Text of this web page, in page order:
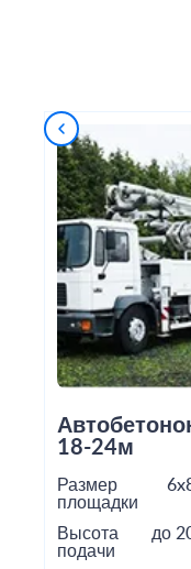
18-24м
Размер
площадки
Высота
подачи
до